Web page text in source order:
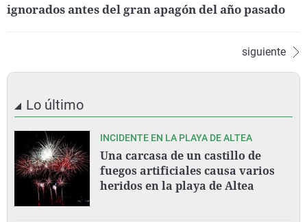
ignorados antes del gran apagón del año pasado
siguiente
Lo último
INCIDENTE EN LA PLAYA DE ALTEA
Una carcasa de un castillo de
fuegos artificiales causa varios
heridos en la playa de Altea